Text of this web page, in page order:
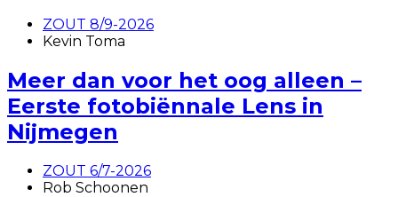
ZOUT 8/9-2026
Kevin Toma
Meer dan voor het oog alleen –
Eerste fotobiënnale Lens in
Nijmegen
ZOUT 6/7-2026
Rob Schoonen